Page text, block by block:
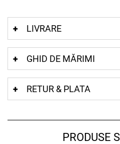
LIVRARE
GHID DE MĂRIMI
RETUR & PLATA
PRODUSE